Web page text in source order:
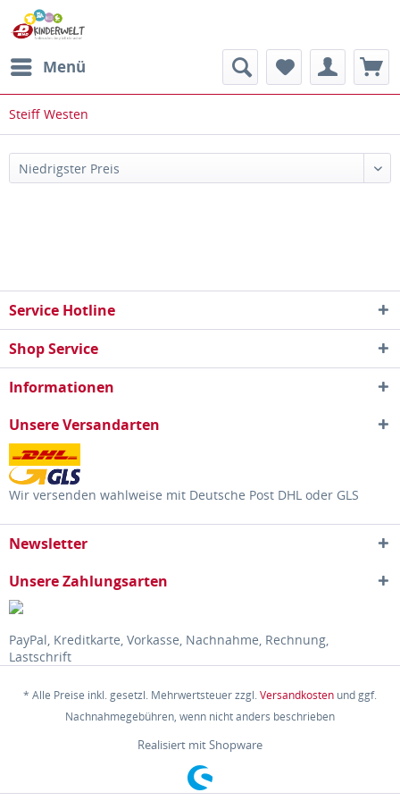
Menü
Steiff Westen
Service Hotline
Shop Service
Informationen
Unsere Versandarten
Wir versenden wahlweise mit Deutsche Post DHL oder GLS
Newsletter
Unsere Zahlungsarten
PayPal, Kreditkarte, Vorkasse, Nachnahme, Rechnung,
Lastschrift
* Alle Preise inkl. gesetzl. Mehrwertsteuer zzgl.Versandkosten und ggf.
Nachnahmegebühren, wenn nicht anders beschrieben
Realisiert mit Shopware